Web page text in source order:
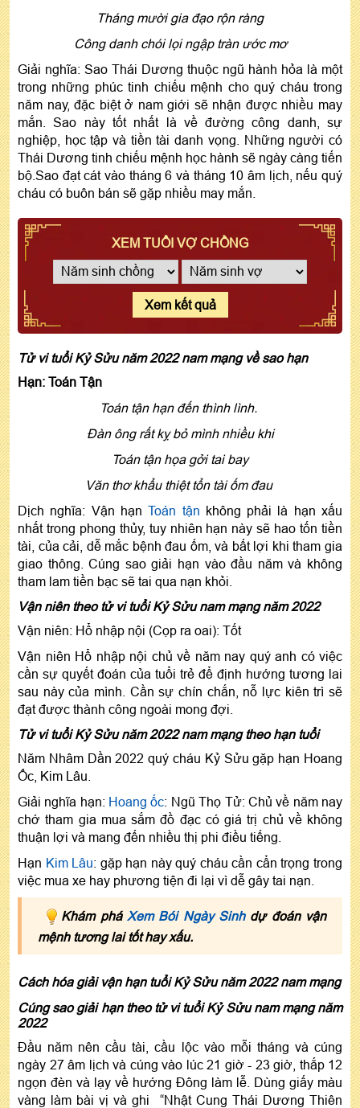
Tháng mười gia đạo rộn ràng
Công danh chói lọi ngập tràn ước mơ
Giải nghĩa: Sao Thái Dương thuộc ngũ hành hỏa là một
trong những phúc tinh chiếu mệnh cho quý cháu trong
năm nay, đặc biệt ở nam giới sẽ nhận được nhiều may
mắn. Sao này tốt nhất là về đường công danh, sự
nghiệp, học tập và tiền tài danh vọng. Những người có
Thái Dương tinh chiếu mệnh học hành sẽ ngày càng tiến
bộ.Sao đạt cát vào tháng 6 và tháng 10 âm lịch, nếu quý
cháu có buôn bán sẽ gặp nhiều may mắn.
XEM TUỔI VỢ CHỒNG
Xem kết quả
Tử vi tuổi Kỷ Sửu năm 2022 nam mạng về sao hạn
Hạn: Toán Tận
Toán tận hạn đến thình lình.
Đàn ông rất kỵ bỏ mình nhiều khi
Toán tận họa gởi tai bay
Văn thơ khẩu thiệt tổn tài ốm đau
Dịch nghĩa: Vận hạnToán tận không phải là hạn xấu
nhất trong phong thủy, tuy nhiên hạn này sẽ hao tốn tiền
tài, của cải, dễ mắc bệnh đau ốm, và bất lợi khi tham gia
giao thông. Cúng sao giải hạn vào đầu năm và không
tham lam tiền bạc sẽ tai qua nạn khỏi.
Vận niên theo tử vi tuổi Kỷ Sửu nam mạng năm 2022
Vận niên: Hổ nhập nội (Cọp ra oai): Tốt
Vận niên Hổ nhập nội chủ về năm nay quý anh có việc
cần sự quyết đoán của tuổi trẻ để định hướng tương lai
sau này của mình. Cần sự chín chắn, nỗ lực kiên trì sẽ
đạt được thành công ngoài mong đợi.
Tử vi tuổi Kỷ Sửu năm 2022 nam mạng theo hạn tuổi
Năm Nhâm Dần 2022 quý cháu Kỷ Sửu gặp hạn Hoang
Ốc, Kim Lâu.
Giải nghĩa hạn: Hoang ốc: Ngũ Thọ Tử: Chủ về năm nay
chớ tham gia mua sắm đồ đạc có giá trị chủ về không
thuận lợi và mang đến nhiều thị phi điều tiếng.
Hạn Kim Lâu: gặp hạn này quý cháu cần cẩn trọng trong
việc mua xe hay phương tiện đi lại vì dễ gây tai nạn.
Khám phá Xem Bói Ngày Sinhdự đoán vận
mệnh tương lai tốt hay xấu.
Cách hóa giải vận hạn tuổi Kỷ Sửu năm 2022 nam mạng
Cúng sao giải hạn theo tử vi tuổi Kỷ Sửu nam mạng năm
2022
Đầu năm nên cầu tài, cầu lộc vào mỗi tháng và cúng
ngày 27 âm lịch và cúng vào lúc 21 giờ - 23 giờ, thắp 12
ngọn đèn và lạy về hướng Đông làm lễ. Dùng giấy màu
vàng làm bài vị và ghi “Nhật Cung Thái Dương Thiên